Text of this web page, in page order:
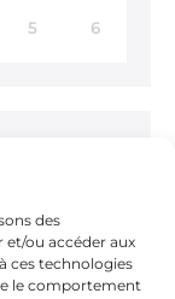
des
et/ou accéder aux
ces technologies
le comportement
5 6
>